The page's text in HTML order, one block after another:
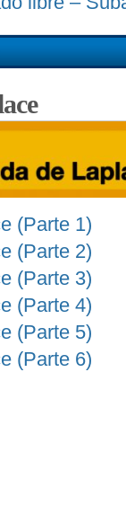
(Parte 1)
(Parte 2)
(Parte 3)
(Parte 4)
(Parte 5)
(Parte 6)